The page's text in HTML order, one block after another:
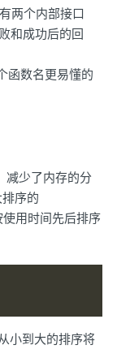
两个内部接口
和成功后的回
函数名更易懂的
减少了内存的分
序的
用时间先后排序
小到大的排序将